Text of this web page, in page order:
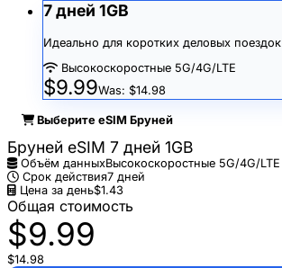
7 дней 1GB
Идеально для коротких деловых поездок
Высокоскоростные 5G/4G/LTE
$9.99Was: $14.98
Выберите eSIM Бруней
Бруней eSIM 7 дней 1GB
Объём данныхВысокоскоростные 5G/4G/LTE
Срок действия7 дней
Цена за день$1.43
Общая стоимость
$9.99
$14.98